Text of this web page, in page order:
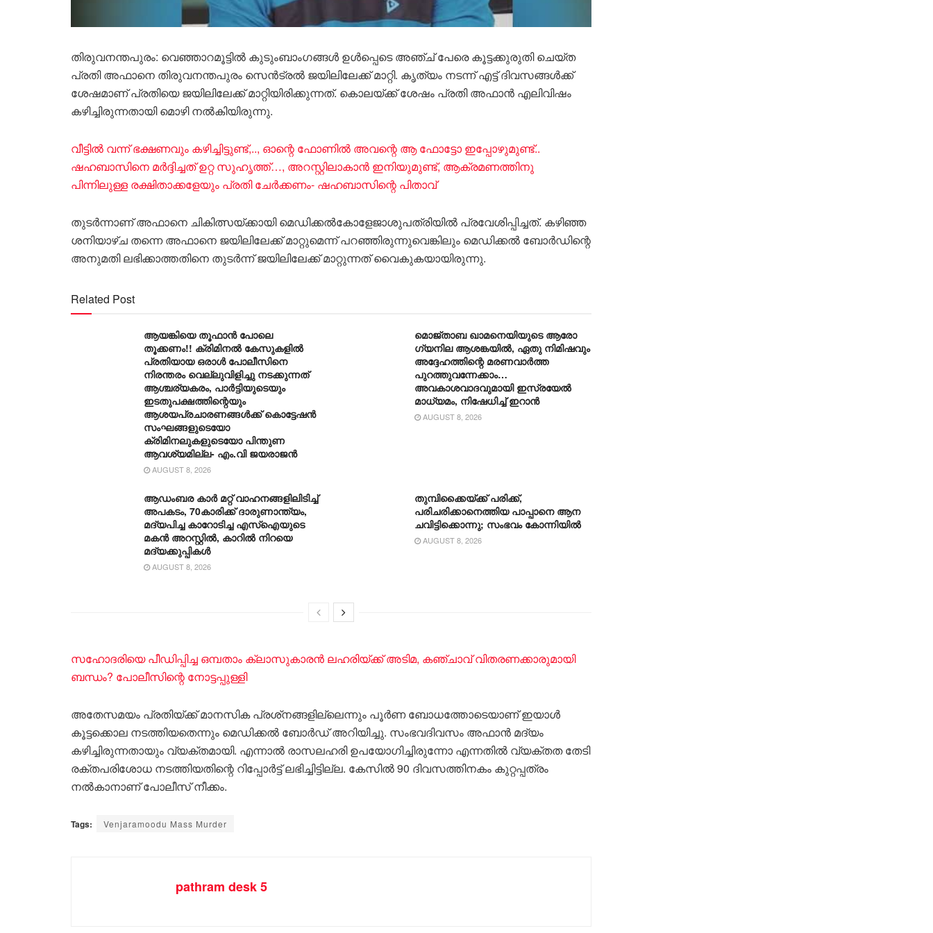
തിരുവനന്തപുരം: വെഞ്ഞാറമൂട്ടിൽ കുടുംബാംഗങ്ങൾ ഉൾപ്പെടെ അഞ്ച് പേരെ കൂട്ടക്കുരുതി ചെയ്ത
പ്രതി അഫാനെ തിരുവനന്തപുരം സെൻട്രൽ ജയിലിലേക്ക് മാറ്റി. കൃത്യം നടന്ന് എട്ട് ദിവസങ്ങൾക്ക്
ശേഷമാണ് പ്രതിയെ ജയിലിലേക്ക് മാറ്റിയിരിക്കുന്നത്. കൊലയ്ക്ക് ശേഷം പ്രതി അഫാൻ എലിവിഷം
കഴിച്ചിരുന്നതായി മൊഴി നൽകിയിരുന്നു.
വീട്ടിൽ വന്ന് ഭക്ഷണവും കഴിച്ചിട്ടുണ്ട്,.., ഓന്റെ ഫോണിൽ അവന്റെ ആ ഫോട്ടോ ഇപ്പോഴുമുണ്ട്..
ഷഹബാസിനെ മർദ്ദിച്ചത് ഉറ്റ സുഹൃത്ത്…, അറസ്റ്റിലാകാൻ ഇനിയുമുണ്ട്, ആക്രമണത്തിനു
പിന്നിലുള്ള രക്ഷിതാക്കളേയും പ്രതി ചേർക്കണം- ഷഹബാസിന്റെ പിതാവ്
തുടർന്നാണ് അഫാനെ ചികിത്സയ്ക്കായി മെഡിക്കൽകോളേജാശുപത്രിയിൽ പ്രവേശിപ്പിച്ചത്. കഴിഞ്ഞ
ശനിയാഴ്ച തന്നെ അഫാനെ ജയിലിലേക്ക് മാറ്റുമെന്ന് പറഞ്ഞിരുന്നുവെങ്കിലും മെഡിക്കൽ ബോർഡിന്റെ
അനുമതി ലഭിക്കാത്തതിനെ തുടർന്ന് ജയിലിലേക്ക് മാറ്റുന്നത് വൈകുകയായിരുന്നു.
Related Post
ആയങ്കിയെ തൂഫാൻ പോലെ
തൂക്കണം!! ക്രിമിനൽ കേസുകളിൽ
പ്രതിയായ ഒരാൾ പോലീസിനെ
നിരന്തരം വെല്ലുവിളിച്ചു നടക്കുന്നത്
ആശ്ചര്യകരം, പാർട്ടിയുടെയും
ഇടതുപക്ഷത്തിന്റെയും
ആശയപ്രചാരണങ്ങൾക്ക് കൊട്ടേഷൻ
സംഘങ്ങളുടെയോ
ക്രിമിനലുകളുടെയോ പിന്തുണ
ആവശ്യമില്ല- എം.വി ജയരാജൻ
AUGUST 8, 2026
മൊജ്താബ ഖാമനെയിയുടെ ആരോ​
ഗ്യനില ആശങ്കയിൽ, ഏതു നിമിഷവും
അദ്ദേഹത്തിന്റെ മരണവാർത്ത
പുറത്തുവന്നേക്കാം…
അവകാശവാദവുമായി ഇസ്രയേൽ
മാധ്യമം, നിഷേധിച്ച് ഇറാൻ
AUGUST 8, 2026
ആഡംബര കാര്‍ മറ്റ് വാഹനങ്ങളിലിടിച്ച്
അപകടം, 70കാരിക്ക് ദാരുണാന്ത്യം,
മദ്യപിച്ച കാറോടിച്ച എസ്ഐയുടെ
മകന്‍ അറസ്റ്റില്‍, കാറില്‍ നിറയെ
മദ്യക്കുപ്പികള്‍
AUGUST 8, 2026
തുമ്പിക്കൈയ്ക്ക് പരിക്ക്,
പരിചരിക്കാനെത്തിയ പാപ്പാനെ ആന
ചവിട്ടിക്കൊന്നു; സംഭവം കോന്നിയിൽ
AUGUST 8, 2026
സഹോദരിയെ പീഡിപ്പിച്ച ഒമ്പതാം ക്ലാസുകാരൻ ലഹരിയ്ക്ക് അടിമ, കഞ്ചാവ് വിതരണക്കാരുമായി
ബന്ധം? പോലീസിന്റെ നോട്ടപ്പുള്ളി
അതേസമയം പ്രതിയ്ക്ക് മാനസിക പ്രശ്‌നങ്ങളില്ലെന്നും പൂർണ ബോധത്തോടെയാണ് ഇയാൾ
കൂട്ടക്കൊല നടത്തിയതെന്നും മെഡിക്കൽ ബോർഡ് അറിയിച്ചു. സംഭവദിവസം അഫാൻ മദ്യം
കഴിച്ചിരുന്നതായും വ്യക്തമായി. എന്നാൽ രാസലഹരി ഉപയോഗിച്ചിരുന്നോ എന്നതിൽ വ്യക്തത തേടി
രക്തപരിശോധ നടത്തിയതിന്റെ റിപ്പോർട്ട് ലഭിച്ചിട്ടില്ല. കേസിൽ 90 ദിവസത്തിനകം കുറ്റപ്പത്രം
നൽകാനാണ് പോലീസ് നീക്കം.
Tags: Venjaramoodu Mass Murder
pathram desk 5